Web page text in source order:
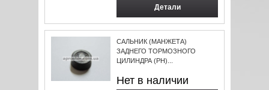
Детали
САЛЬНИК (МАНЖЕТА)
ЗАДНЕГО ТОРМОЗНОГО
ЦИЛИНДРА (РН)...
Нет в наличии